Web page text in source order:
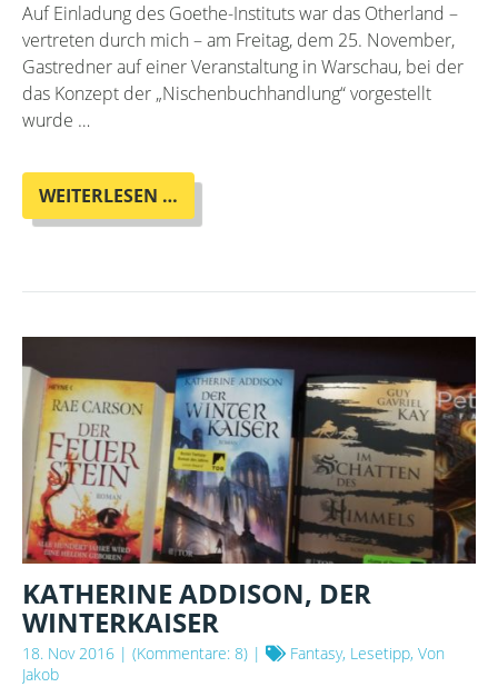
Auf Einladung des Goethe-Instituts war das Otherland –
vertreten durch mich – am Freitag, dem 25. November,
Gastredner auf einer Veranstaltung in Warschau, bei der
das Konzept der „Nischenbuchhandlung“ vorgestellt
wurde …
WEITERLESEN …
GOES
KATHERINE ADDISON, DER
WINTERKAISER
18. Nov 2016 | (Kommentare: 8) |
Fantasy, Lesetipp, Von
Jakob